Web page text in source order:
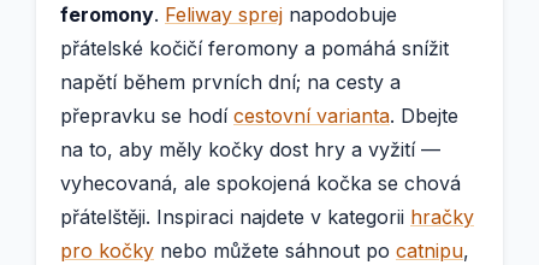
feromony. Feliway sprej napodobuje
přátelské kočičí feromony a pomáhá snížit
napětí během prvních dní; na cesty a
přepravku se hodí cestovní varianta. Dbejte
na to, aby měly kočky dost hry a vyžití —
vyhecovaná, ale spokojená kočka se chová
přátelštěji. Inspiraci najdete v kategorii hračky
pro kočky nebo můžete sáhnout po catnipu,